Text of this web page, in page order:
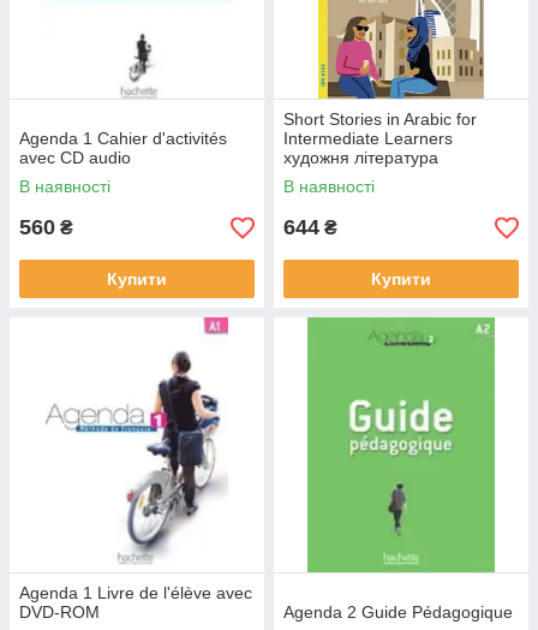
Agenda 1 Cahier d'activités
avec CD audio
В наявності
560 ₴
Купити
Short Stories in Arabic for
Intermediate Learners
художня література
В наявності
644 ₴
Купити
Agenda 1 Livre de l'élève avec
DVD-ROM
Agenda 2 Guide Pédagogique